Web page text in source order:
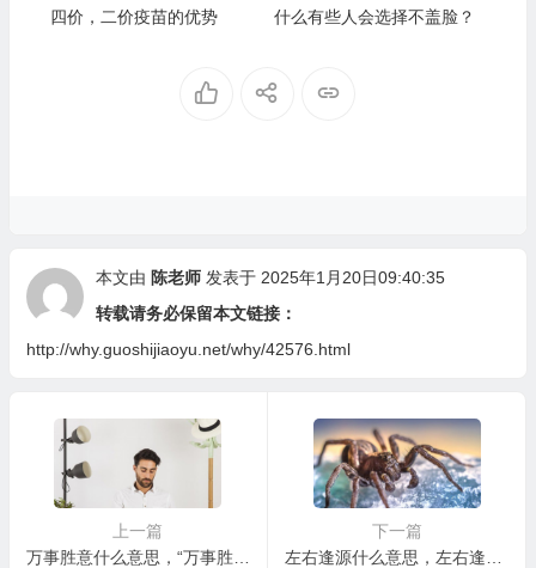
四价，二价疫苗的优势
什么有些人会选择不盖脸？
本文由 陈老师发表于 2025年1月20日09:40:35
转载请务必保留本文链接：
http://why.guoshijiaoyu.net/why/42576.html
上一篇
万事胜意什么意思，“万事胜意”真的是一种可以实现的愿望吗？
下一篇